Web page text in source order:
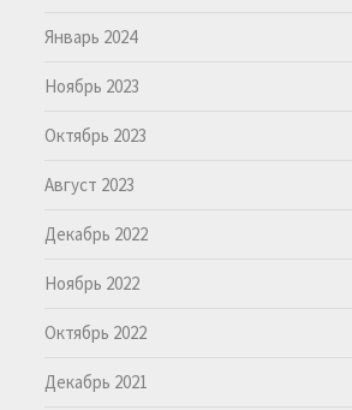
Январь 2024
Ноябрь 2023
Октябрь 2023
Август 2023
Декабрь 2022
Ноябрь 2022
Октябрь 2022
Декабрь 2021